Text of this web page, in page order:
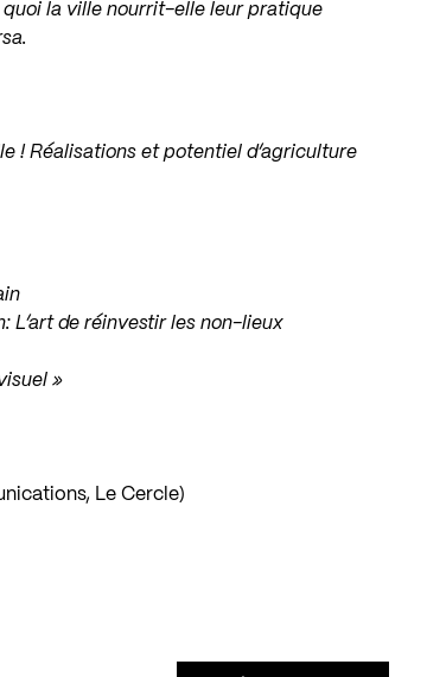
la ville nourrit-elle leur pratique
! Réalisations et potentiel d’agriculture
L’art de réinvestir les non-lieux
»
Le Cercle)